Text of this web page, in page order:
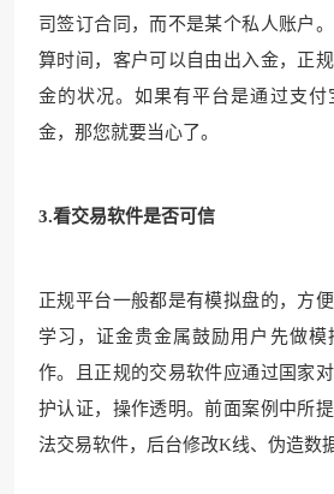
司签订合同，而不是某个私人账户
算时间，客户可以自由出入金，正
金的状况。如果有平台是通过支付
金，那您就要当心了。
3.看交易软件是否可信
正规平台一般都是有模拟盘的，方
学习，证金贵金属鼓励用户先做
作。且正规的交易软件应通过国家
护认证，操作透明。前面案例中所
法交易软件，后台修改K线、伪造数据